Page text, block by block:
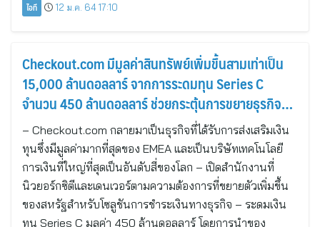
ไอที 12 ม.ค. 64 17:10
Checkout.com มีมูลค่าสินทรัพย์เพิ่มขึ้นสามเท่าเป็น
15,000 ล้านดอลลาร์ จากการระดมทุน Series C
จำนวน 450 ล้านดอลลาร์ ช่วยกระตุ้นการขยายธุรกิจทั่ว
โลก
– Checkout.com กลายมาเป็นธุรกิจที่ได้รับการส่งเสริมเงิน
ทุนซึ่งมีมูลค่ามากที่สุดของ EMEA และเป็นบริษัทเทคโนโลยี
การเงินที่ใหญ่ที่สุดเป็นอันดับสี่ของโลก – เปิดสำนักงานที่
นิวยอร์กซิตีและเดนเวอร์ตามความต้องการที่ขยายตัวเพิ่มขึ้น
ของสหรัฐสำหรับโซลูชันการชำระเงินทางธุรกิจ – ระดมเงิน
ทุน Series C มูลค่า 450 ล้านดอลลาร์ โดยการนำของ